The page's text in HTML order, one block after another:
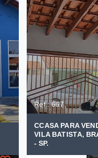
Ref.: 667
CCASA PARA
VILA BATISTA,
- SP.